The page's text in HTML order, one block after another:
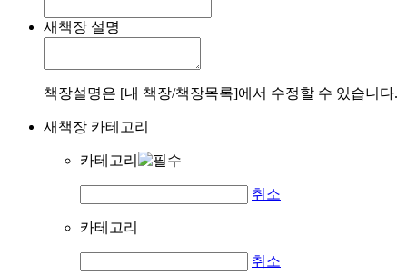
새책장 설명
책장설명은 [내 책장/책장목록]에서 수정할 수 있습니다.
새책장 카테고리
카테고리
취소
카테고리
취소